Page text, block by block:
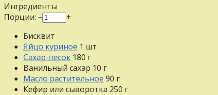
Ингредиенты
Порции: –
+
Бисквит
Яйцо куриное 1 шт
Сахар-песок 180 г
Ванильный сахар 10 г
Масло растительное 90 г
Кефир или сыворотка 250 г